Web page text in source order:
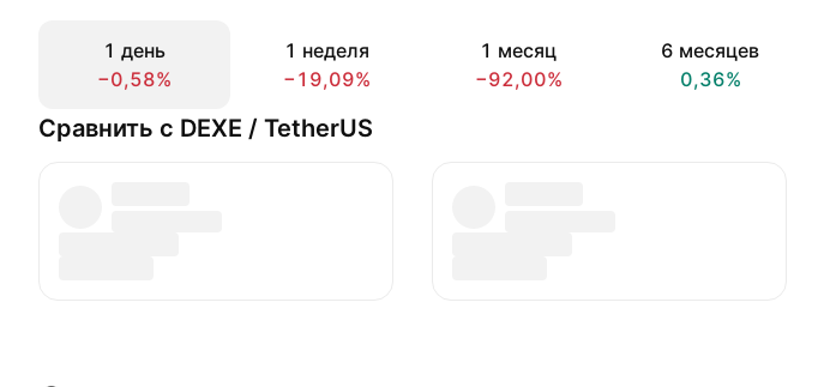
1 день
−0,58%
1 неделя
−19,09%
1 месяц
−92,00%
6 месяцев
0,36%
Сравнить с DEXE / TetherUS